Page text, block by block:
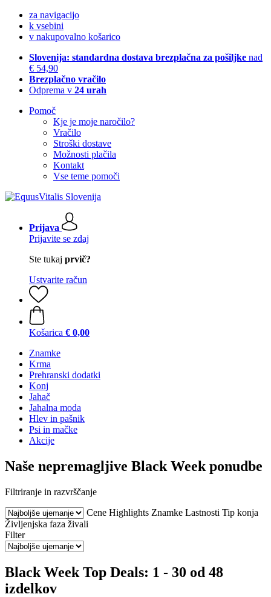
za navigacijo
k vsebini
v nakupovalno košarico
Slovenija: standardna dostava brezplačna za pošiljke nad
€ 54,90
Brezplačno vračilo
Odprema v 24 urah
Pomoč
Kje je moje naročilo?
Vračilo
Stroški dostave
Možnosti plačila
Kontakt
Vse teme pomoči
Prijava
Prijavite se zdaj
Ste tukaj prvič?
Ustvarite račun
Košarica € 0,00
Znamke
Krma
Prehranski dodatki
Konj
Jahač
Jahalna moda
Hlev in pašnik
Psi in mačke
Akcije
Naše nepremagljive Black Week ponudbe
Filtriranje in razvrščanje
Cene Highlights Znamke Lastnosti Tip konja
Življenjska faza živali
Filter
Black Week Top Deals: 1 - 30 od 48
izdelkov